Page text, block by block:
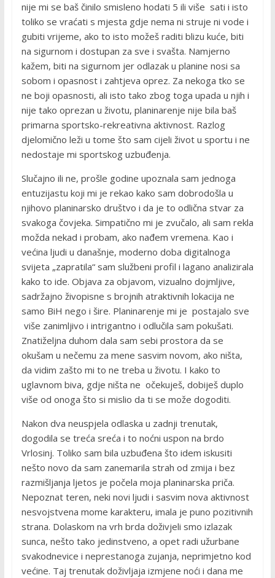
nije mi se baš činilo smisleno hodati 5 ili više sati i isto
toliko se vraćati s mjesta gdje nema ni struje ni vode i
gubiti vrijeme, ako to isto možeš raditi blizu kuće, biti
na sigurnom i dostupan za sve i svašta. Namjerno
kažem, biti na sigurnom jer odlazak u planine nosi sa
sobom i opasnost i zahtjeva oprez. Za nekoga tko se
ne boji opasnosti, ali isto tako zbog toga upada u njih i
nije tako oprezan u životu, planinarenje nije bila baš
primarna sportsko-rekreativna aktivnost. Razlog
djelomično leži u tome što sam cijeli život u sportu i ne
nedostaje mi sportskog uzbuđenja.
Slučajno ili ne, prošle godine upoznala sam jednoga
entuzijastu koji mi je rekao kako sam dobrodošla u
njihovo planinarsko društvo i da je to odlična stvar za
svakoga čovjeka. Simpatično mi je zvučalo, ali sam rekla
možda nekad i probam, ako nađem vremena. Kao i
većina ljudi u današnje, moderno doba digitalnoga
svijeta „zapratila“ sam službeni profil i lagano analizirala
kako to ide. Objava za objavom, vizualno dojmljive,
sadržajno živopisne s brojnih atraktivnih lokacija ne
samo BiH nego i šire. Planinarenje mi je postajalo sve
više zanimljivo i intrigantno i odlučila sam pokušati.
Znatiželjna duhom dala sam sebi prostora da se
okušam u nečemu za mene sasvim novom, ako ništa,
da vidim zašto mi to ne treba u životu. I kako to
uglavnom biva, gdje ništa ne očekuješ, dobiješ duplo
više od onoga što si mislio da ti se može dogoditi.
Nakon dva neuspjela odlaska u zadnji trenutak,
dogodila se treća sreća i to noćni uspon na brdo
Vrlosinj. Toliko sam bila uzbuđena što idem iskusiti
nešto novo da sam zanemarila strah od zmija i bez
razmišljanja ljetos je počela moja planinarska priča.
Nepoznat teren, neki novi ljudi i sasvim nova aktivnost
nesvojstvena mome karakteru, imala je puno pozitivnih
strana. Dolaskom na vrh brda doživjeli smo izlazak
sunca, nešto tako jedinstveno, a opet radi užurbane
svakodnevice i neprestanoga zujanja, neprimjetno kod
većine. Taj trenutak doživljaja izmjene noći i dana me